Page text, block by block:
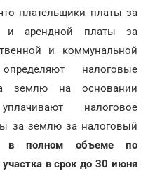
плательщики платы за
и арендной платы за
и коммунальной
налоговые
землю на основании
налоговое
за землю за налоговый
в полном объеме по
в срок до 30 июня